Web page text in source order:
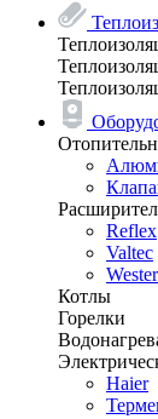
Reflex
Valtec
Wester
Котлы
Горелки
Haier